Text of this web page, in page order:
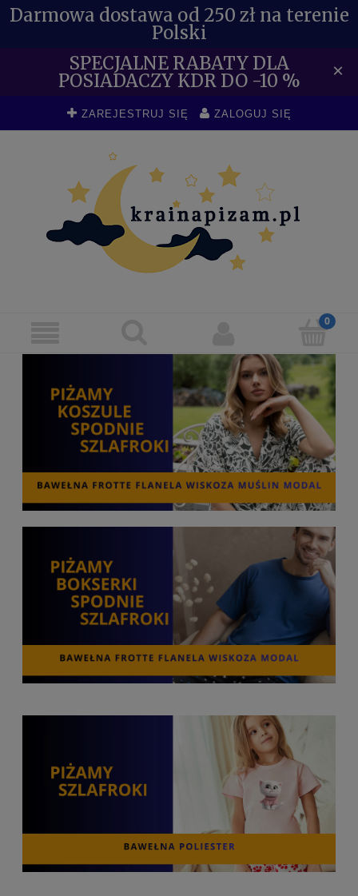
Darmowa dostawa od 250 zł na terenie
Polski
SPECJALNE RABATY DLA
POSIADACZY KDR DO -10 % ×
ZAREJESTRUJ SIĘ ZALOGUJ SIĘ